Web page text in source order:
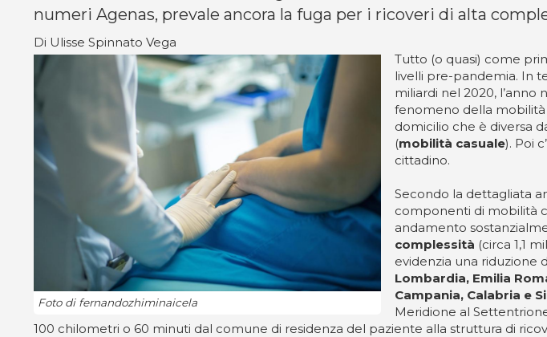
numeri Agenas, prevale ancora la fuga per i ricoveri di alta
Di Ulisse Spinnato Vega
Foto di fernandozhiminaicela
Tutto (o quasi) come
livelli pre-pandemia. In
miliardi nel 2020, l’anno
fenomeno della mobilità
domicilio che è diversa
(mobilità casuale). Poi
cittadino.
Secondo la dettagliata
componenti di mobilità
andamento
complessità (circa 1,1
evidenzia una riduzione
Lombardia, Emilia
Campania, Calabria e
Meridione al
100 chilometri o 60 minuti dal comune di residenza del paziente alla struttura di